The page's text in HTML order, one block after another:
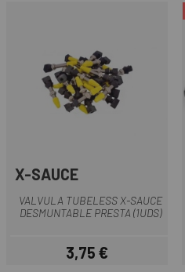
X-SAUCE
VALVULA TUBELESS X-SAUCE
DESMUNTABLE PRESTA (1UDS)
Preu
3,75 €